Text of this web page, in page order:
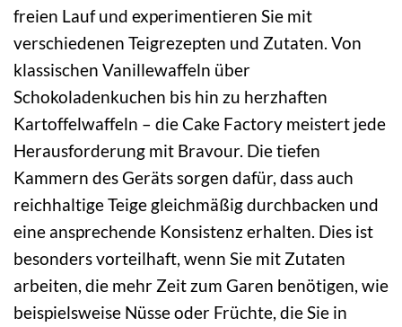
freien Lauf und experimentieren Sie mit
verschiedenen Teigrezepten und Zutaten. Von
klassischen Vanillewaffeln über
Schokoladenkuchen bis hin zu herzhaften
Kartoffelwaffeln – die Cake Factory meistert jede
Herausforderung mit Bravour. Die tiefen
Kammern des Geräts sorgen dafür, dass auch
reichhaltige Teige gleichmäßig durchbacken und
eine ansprechende Konsistenz erhalten. Dies ist
besonders vorteilhaft, wenn Sie mit Zutaten
arbeiten, die mehr Zeit zum Garen benötigen, wie
beispielsweise Nüsse oder Früchte, die Sie in